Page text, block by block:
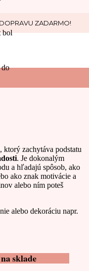
ZADARMO!
bol – Bumblebee
zachytáva podstatu
. Je dokonalým
a hľadajú spôsob, ako
ako znak motivácie a
alebo ním poteš
alebo dekoráciu napr.
sklade